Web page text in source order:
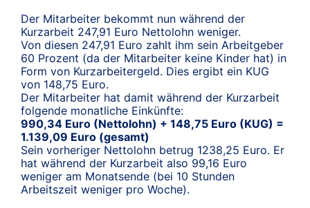
Der Mitarbeiter bekommt nun während der
Kurzarbeit 247,91 Euro Nettolohn weniger.
Von diesen 247,91 Euro zahlt ihm sein Arbeitgeber
60 Prozent (da der Mitarbeiter keine Kinder hat) in
Form von Kurzarbeitergeld. Dies ergibt ein KUG
von 148,75 Euro.
Der Mitarbeiter hat damit während der Kurzarbeit
folgende monatliche Einkünfte:
990,34 Euro (Nettolohn) + 148,75 Euro (KUG) =
1.139,09 Euro (gesamt)
Sein vorheriger Nettolohn betrug 1238,25 Euro. Er
hat während der Kurzarbeit also 99,16 Euro
weniger am Monatsende (bei 10 Stunden
Arbeitszeit weniger pro Woche).